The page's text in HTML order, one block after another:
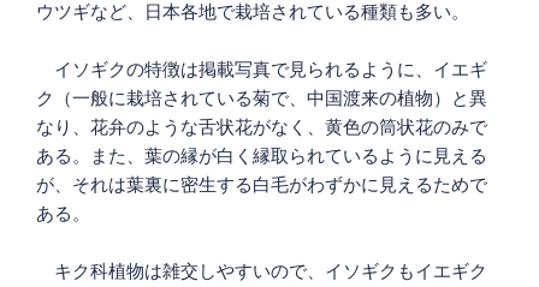
ウツギなど、日本各地で栽培されている種類も多い。
イソギクの特徴は掲載写真で見られるように、イエギ
ク（一般に栽培されている菊で、中国渡来の植物）と異
なり、花弁のような舌状花がなく、黄色の筒状花のみで
ある。また、葉の縁が白く縁取られているように見える
が、それは葉裏に密生する白毛がわずかに見えるためで
ある。
キク科植物は雑交しやすいので、イソギクもイエギク